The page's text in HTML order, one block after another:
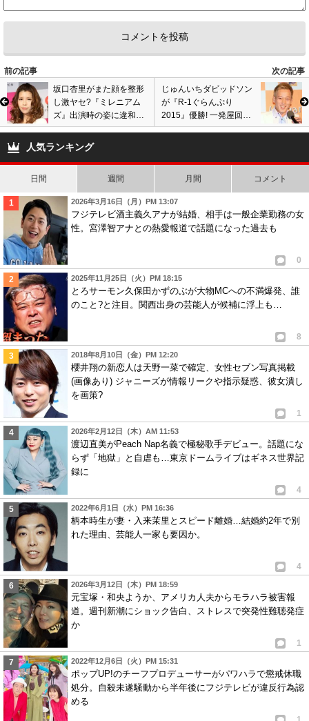
いように少しずつ整形してるよ。
0 0
6 匿名 ( 2015年2月12日 12:21 AM ) ID:ZjE5MDljMT
矢口に限らずそれが女じゃねーの？
0
7 wk ( 2015年2月12日 12:37 AM )
しばらく男断ちすりゃ良いのに、
1人にはなれない男好きな矢口
キモイからひっこんでて欲しいよ。
リアルロック ( 2015年2月12日 2:57 AM ) ID:ZWRiMWNjMz
さて今度はどんな男連れ込むか楽しみだな
今度は合体したままご対面か？
9 匿名 ( 2015年2月20日 4:50 AM ) ID:NTBkYzgzNz
こういうちっこい女は
ずる賢いのが多い
ちょこまか立ち回ってしか生きていけないのかもね
0 0
前の記事
次の記事
坂口杏里がまた顔を整形
し激ヤセ?『ミレニアム
ズ』出演時の姿に違和感
(画像あり) 仕事が増えな
い原因は見た目の変化
じゅんいちダビッドソン
が『R-1ぐらんぷり
2015』優勝! 一発屋回避
か? 本田圭佑に扮したモ
人気ランキング
日間 週間 月間 コメント
2026年3月16日（月）PM 13:07
フジテレビ酒主義久アナが結婚、相手は一般企業勤務の女
性。宮澤智アナとの熱愛報道で話題になった過去も
0
2025年11月25日（火）PM 18:15
とろサーモン久保田かずのぶが大物MCへの不満爆発、誰
のこと?と注目。関西出身の芸能人が候補に浮上も…
8
2018年8月10日（金）PM 12:20
櫻井翔の新恋人は天野一菜で確定、女性セブン写真掲載
(画像あり) ジャニーズが情報リークや指示疑惑、彼女潰し
を画策?
1
2026年2月12日（木）AM 11:53
渡辺直美がPeach Nap名義で極秘歌手デビュー。話題にな
らず「地獄」と自虐も…東京ドームライブはギネス世界記
録に
4
2022年6月1日（水）PM 16:36
柄本時生が妻・入来茉里とスピード離婚…結婚約2年で別
れた理由、芸能人一家も要因か。
4
2026年3月12日（木）PM 18:59
元宝塚・和央ようか、アメリカ人夫からモラハラ被害報
道。週刊新潮にショック告白、ストレスで突発性難聴発症
か
1
2022年12月6日（火）PM 15:31
ポップUP!のチーフプロデューサーがパワハラで懲戒休職
処分。自殺未遂騒動から半年後にフジテレビが違反行為認
める